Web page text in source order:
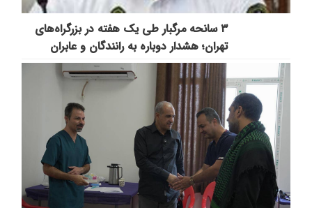
۳ سانحه مرگبار طی یک هفته در بزرگراه‌های
تهران؛ هشدار دوباره به رانندگان و عابران